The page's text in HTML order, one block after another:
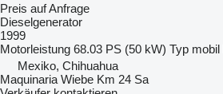
Preis auf Anfrage
Dieselgenerator
1999
Motorleistung 68.03 PS (50 kW) Typ mobil
Mexiko, Chihuahua
Maquinaria Wiebe Km 24 Sa